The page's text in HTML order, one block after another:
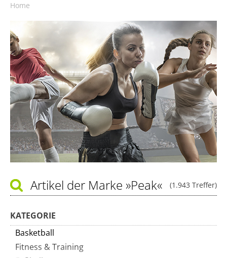
Home
(1.943 Treffer)
Artikel der Marke »Peak«
KATEGORIE
Basketball
Fitness & Training